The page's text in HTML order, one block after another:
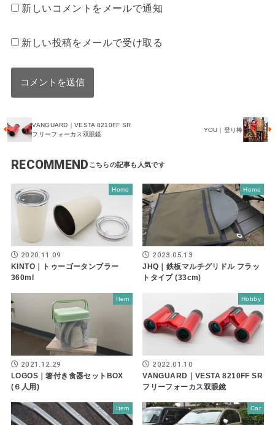
新しいコメントをメールで通知
新しい投稿をメールで受け取る
VANGUARD｜VESTA 8210FF SR
フリーフォーカス双眼鏡
YOU｜登り棒
RECOMMEND
Home
2020.11.09
KINTO｜トゥーゴータンブラー
360ml
Home
2023.05.13
JHQ｜鉄板マルチグリドル フラッ
トタイプ (33cm)
Item
2021.12.29
LOGOS｜箸付き食器セットBOX
(６人用)
Hobby
2022.01.10
VANGUARD｜VESTA 8210FF SR
フリーフォーカス双眼鏡
Item Car